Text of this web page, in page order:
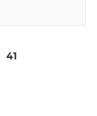
41